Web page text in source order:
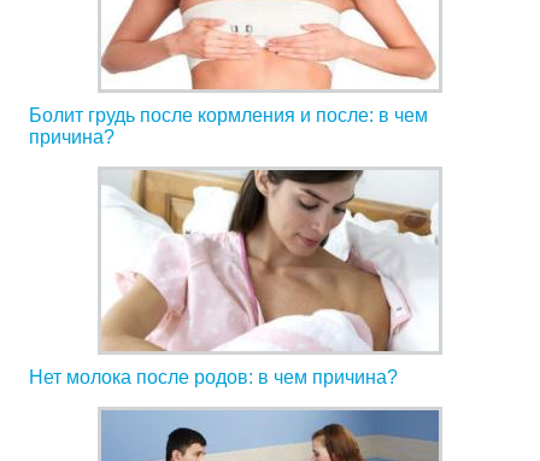
Болит грудь после кормления и после: в чем
причина?
Нет молока после родов: в чем причина?